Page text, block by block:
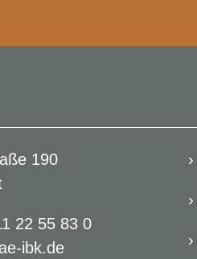
190
22 55 83 0
ibk.de